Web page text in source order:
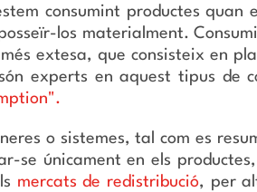
consumint productes quan
los materialment.
extesa, que consisteix en
experts en aquest tipus de
o sistemes, tal com es
se únicament en els
mercats de redistribució, per